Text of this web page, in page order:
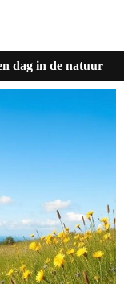
dag in de natuur